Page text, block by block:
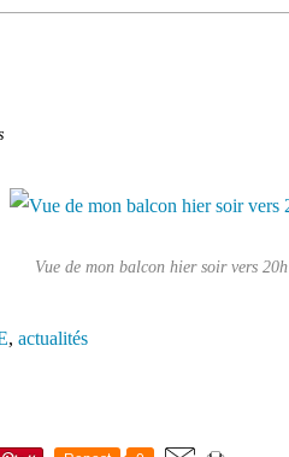
Vue de mon balcon hier soir vers 20h
, actualités